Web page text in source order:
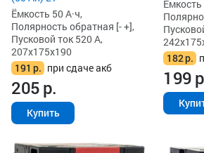
Ёмкость 50 А·ч,
Полярность обратная [- +],
Пусковой ток 520 А,
207x175x190
191 р. при сдаче акб
205р.
Купить
Ёмкость
182р.
199